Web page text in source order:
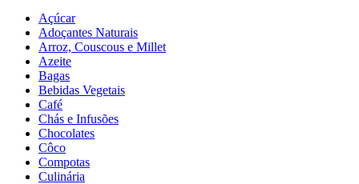
Açúcar
Adoçantes Naturais
Arroz, Couscous e Millet
Azeite
Bagas
Bebidas Vegetais
Café
Chás e Infusões
Chocolates
Côco
Compotas
Culinária